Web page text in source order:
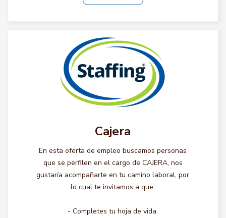
Cajera
En esta oferta de empleo buscamos personas
que se perfilen en el cargo de CAJERA, nos
gustaría acompañarte en tu camino laboral, por
lo cual te invitamos a que:
- Completes tu hoja de vida.